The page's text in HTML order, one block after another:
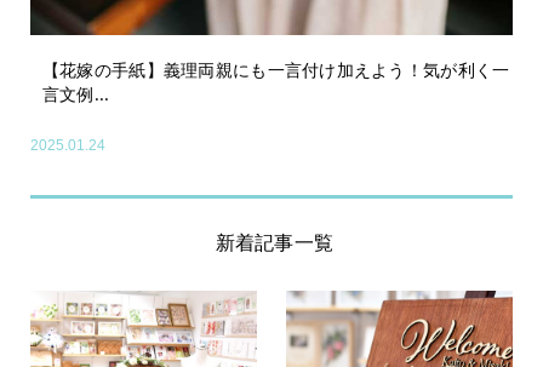
【花嫁の手紙】義理両親にも一言付け加えよう！気が利く一
言文例...
2025.01.24
新着記事一覧